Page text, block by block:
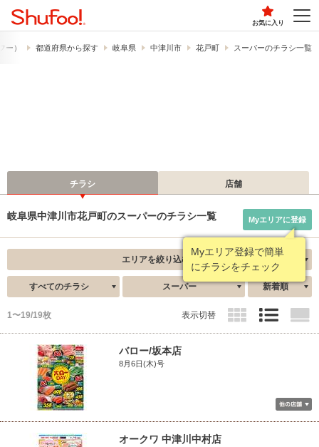
お気に入り
ー） 都道府県から探す 岐阜県 中津川市 花戸町 スーパーのチラシ一覧
チラシ 店舗
岐阜県中津川市花戸町のスーパーのチラシ一覧
Myエリア登録で簡単
にチラシをチェック
Myエリアに登録
エリアを絞り込む
すべてのチラシ スーパー 新着順
1〜19/19枚 表示切替
バロー/坂本店
8月6日(木)号
オークワ 中津川中村店